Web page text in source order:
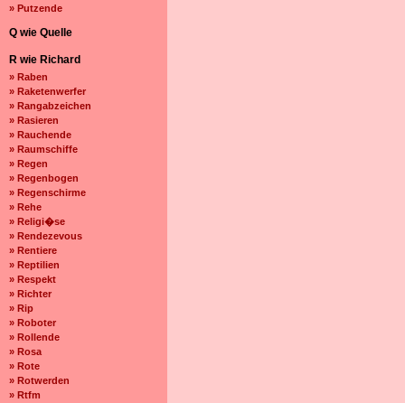
» Putzende
Q wie Quelle
R wie Richard
» Raben
» Raketenwerfer
» Rangabzeichen
» Rasieren
» Rauchende
» Raumschiffe
» Regen
» Regenbogen
» Regenschirme
» Rehe
» Religi�se
» Rendezevous
» Rentiere
» Reptilien
» Respekt
» Richter
» Rip
» Roboter
» Rollende
» Rosa
» Rote
» Rotwerden
» Rtfm